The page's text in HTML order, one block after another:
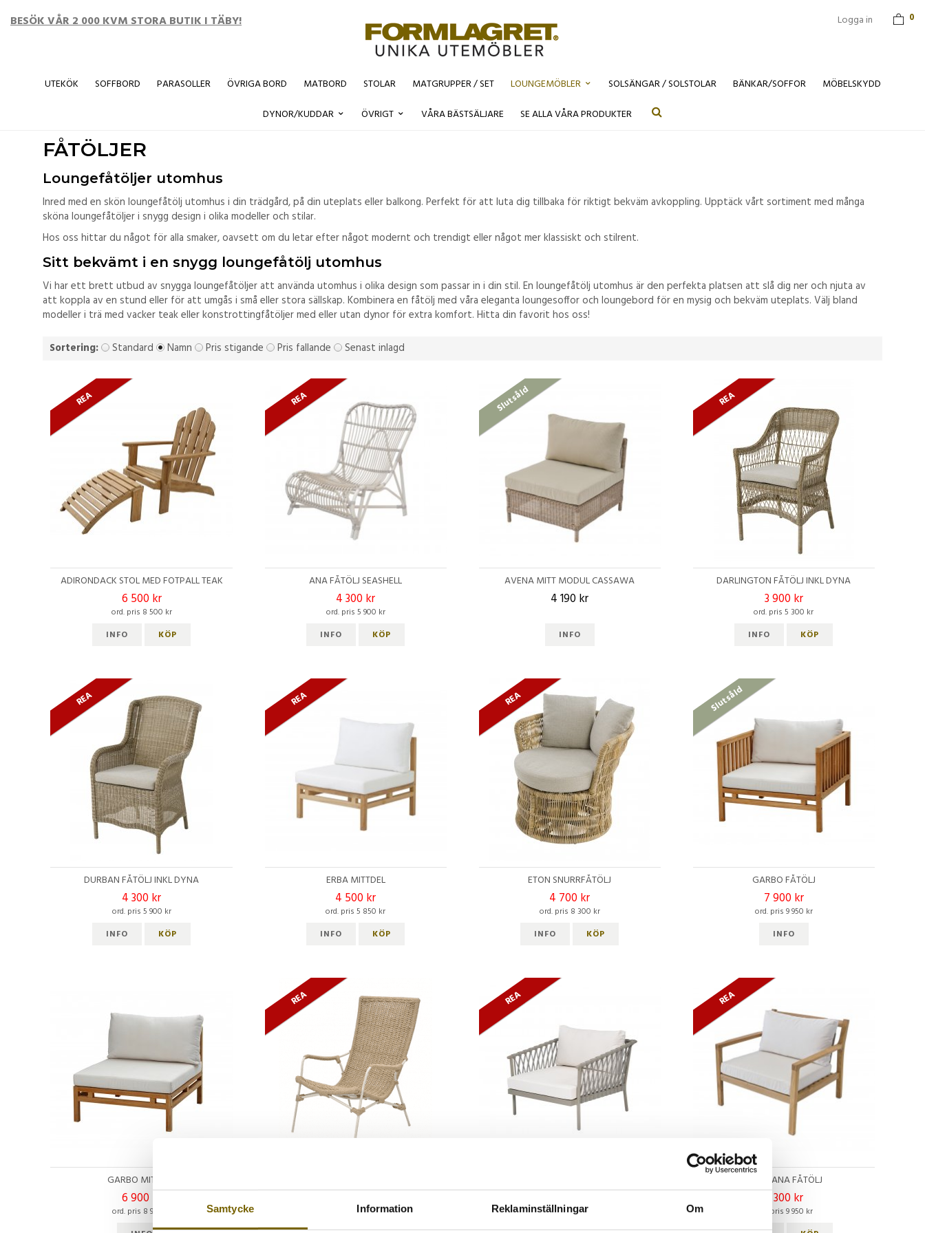
Samtycke Information Reklaminställningar Om
BESÖK VÅR 2 000 KVM STORA BUTIK I TÄBY! Logga in 0
UTEKÖK SOFFBORD PARASOLLER ÖVRIGA BORD MATBORD STOLAR MATGRUPPER / SET LOUNGEMÖBLER SOLSÄNGAR / SOLSTOLAR BÄNKAR/SOFFOR
MÖBELSKYDD
DYNOR/KUDDAR
ÖVRIGT VÅRA BÄSTSÄLJARE SE ALLA VÅRA PRODUKTER
FÅTÖLJER
Loungefåtöljer utomhus
Inred med en skön loungefåtölj utomhus i din trädgård, på din uteplats eller balkong. Perfekt för att luta dig tillbaka för riktigt bekväm avkoppling. Upptäck vårt sortiment med många
sköna loungefåtöljer i snygg design i olika modeller och stilar.
Hos oss hittar du något för alla smaker, oavsett om du letar efter något modernt och trendigt eller något mer klassiskt och stilrent.
Sitt bekvämt i en snygg loungefåtölj utomhus
Vi har ett brett utbud av snygga loungefåtöljer att använda utomhus i olika design som passar in i din stil. En loungefåtölj utomhus är den perfekta platsen att slå dig ner och njuta av
att koppla av en stund eller för att umgås i små eller stora sällskap. Kombinera en fåtölj med våra eleganta loungesoffor och loungebord för en mysig och bekväm uteplats. Välj bland
modeller i trä med vacker teak eller konstrottingfåtöljer med eller utan dynor för extra komfort. Hitta din favorit hos oss!
Sortering:
Standard Namn Pris stigande Pris fallande Senast inlagd
REA
ADIRONDACK STOL MED FOTPALL TEAK
6 500 kr
ord. pris 8 500 kr
INFO
KÖP
REA
ANA FÅTÖLJ SEASHELL
4 300 kr
ord. pris 5 900 kr
INFO
KÖP
Slutsåld
AVENA MITT MODUL CASSAWA
4 190 kr
INFO
REA
DARLINGTON FÅTÖLJ INKL DYNA
3 900 kr
ord. pris 5 300 kr
INFO
KÖP
REA
DURBAN FÅTÖLJ INKL DYNA
4 300 kr
ord. pris 5 900 kr
INFO
KÖP
REA
ERBA MITTDEL
4 500 kr
ord. pris 5 850 kr
INFO
KÖP
REA
ETON SNURRFÅTÖLJ
4 700 kr
ord. pris 8 300 kr
INFO
KÖP
Slutsåld
GARBO FÅTÖLJ
7 900 kr
ord. pris 9 950 kr
INFO
GARBO MITTDEL
6 900 kr
ord. pris 8 950 kr
REA
ord. pris 6 600 kr
REA
ord. pris 11 450 kr
REA
MONTANA FÅTÖLJ
7 300 kr
ord. pris 9 950 kr